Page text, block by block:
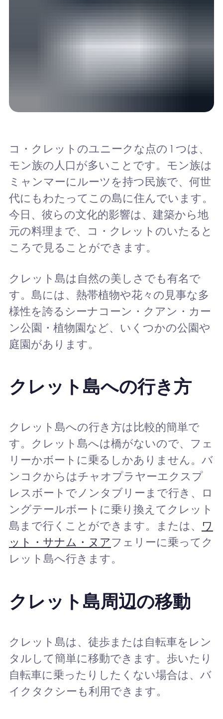
コ・クレットのユニークな点の 1 つは、
モン族の人口が多いことです。モン族は
ミャンマーにルーツを持つ民族で、何世
代にもわたってこの島に住んでいます。
今日、彼らの文化的影響は、建築から地
元の料理まで、コ・クレットのいたると
ころで見ることができます。
クレット島は自然の美しさでも有名で
す。島には、熱帯植物や花々の見事な多
様性を誇るシーナコーン・クアン・カー
ン公園・植物園など、いくつかの公園や
庭園があります。
クレット島への行き方
クレット島への行き方は比較的簡単で
す。クレット島へは橋がないので、フェ
リーかボートに乗るしかありません。バ
ンコクからはチャオプラヤーエクスプ
レスボートでノンタブリーまで行き、ロ
ングテールボートに乗り換えてクレット
島まで行くことができます。または、
ワ
ット・サナム・ヌアフェリーに乗ってク
レット島へ行きます。
クレット島周辺の移動
クレット島は、徒歩または自転車をレン
タルして簡単に移動できます。歩いたり
自転車に乗ったりしたくない場合は、バ
イクタクシーも利用できます。